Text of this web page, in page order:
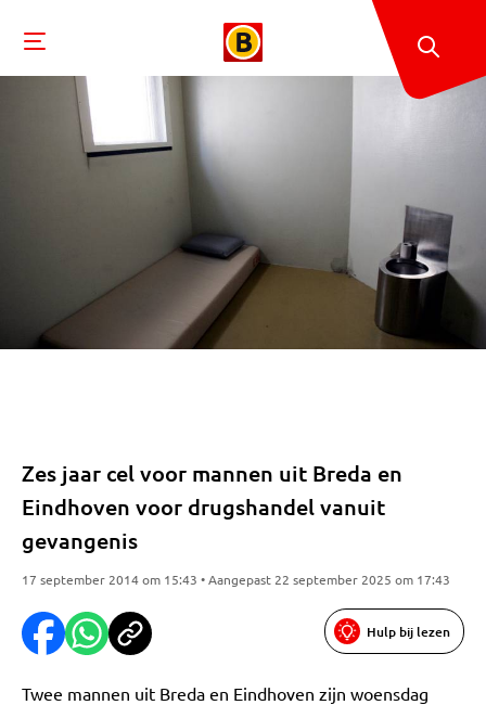
Zes jaar cel voor mannen uit Breda en
Eindhoven voor drugshandel vanuit
gevangenis
17 september 2014 om 15:43 • Aangepast 22 september 2025 om 17:43
Hulp bij lezen
Twee mannen uit Breda en Eindhoven zijn woensdag